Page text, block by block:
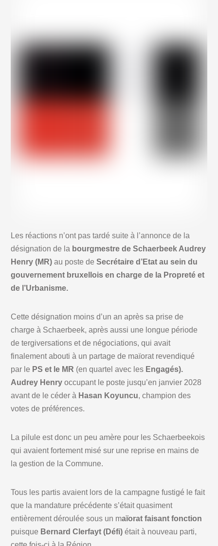
Les réactions n’ont pas tardé suite à l’annonce de la
désignation de la bourgmestre de Schaerbeek Audrey
Henry (MR) au poste deSecrétaire d’Etat au sein du
gouvernement bruxellois en charge de la Propreté et
de l’Urbanisme.
Cette désignation moins d’un an après sa prise de
charge à Schaerbeek, après aussi une longue période
de tergiversations et de négociations, qui avait
finalement abouti à un partage de maïorat revendiqué
par le PS et le MR (en quartel avec les Engagés).
Audrey Henry occupant le poste jusqu’en janvier 2028
avant de le céder à Hasan Koyuncu, champion des
votes de préférences.
La pilule est donc un peu amère pour les Schaerbeekois
qui avaient fortement misé sur une reprise en mains de
la gestion de la Commune.
Tous les partis avaient lors de la campagne fustigé le fait
que la mandature précédente s’était quasiment
entièrement déroulée sous un maïorat faisant fonction
puisque Bernard Clerfayt (Défi) était à nouveau parti,